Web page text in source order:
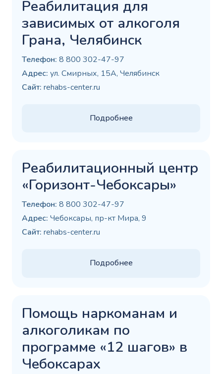
Реабилитация для
зависимых от алкоголя
Грана, Челябинск
Телефон: 8 800 302-47-97
Адрес: ул. Смирных, 15А, Челябинск
Сайт: rehabs-center.ru
Подробнее
Реабилитационный центр
«Горизонт-Чебоксары»
Телефон: 8 800 302-47-97
Адрес: Чебоксары, пр-кт Мира, 9
Сайт: rehabs-center.ru
Подробнее
Помощь наркоманам и
алкоголикам по
программе «12 шагов» в
Чебоксарах